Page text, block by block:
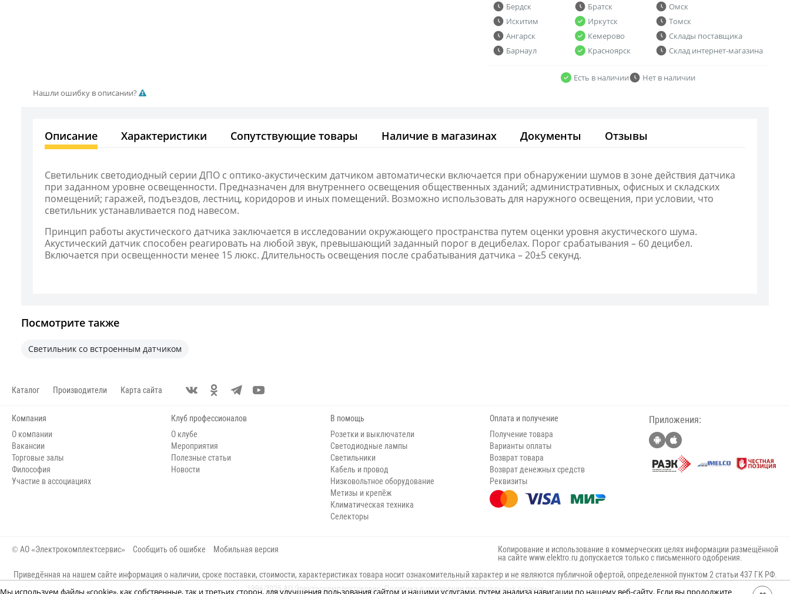
Бердск
Искитим
Ангарск
Барнаул
Братск
Иркутск
Кемерово
Красноярск
Омск
Томск
Склады поставщика
Склад интернет-магазина
Есть в наличии
Нет в наличии
Нашли ошибку в описании?
Описание Характеристики Сопутствующие товары Наличие в магазинах Документы Отзывы
Светильник светодиодный серии ДПО с оптико-акустическим датчиком автоматически включается при обнаружении шумов в зоне действия датчика
при заданном уровне освещенности. Предназначен для внутреннего освещения общественных зданий; административных, офисных и складских
помещений; гаражей, подъездов, лестниц, коридоров и иных помещений. Возможно использовать для наружного освещения, при условии, что
светильник устанавливается под навесом.
Принцип работы акустического датчика заключается в исследовании окружающего пространства путем оценки уровня акустического шума.
Акустический датчик способен реагировать на любой звук, превышающий заданный порог в децибелах. Порог срабатывания – 60 децибел.
Включается при освещенности менее 15 люкс. Длительность освещения после срабатывания датчика – 20±5 секунд.
Посмотрите также
Светильник со встроенным датчиком
Мы используем файлы «cookie», как собственные, так и третьих сторон, для улучшения пользования сайтом и нашими услугами, путем анализа навигации по нашему веб-сайту. Если вы продолжите
Каталог Производители Карта сайта
Компания
О компании
Вакансии
Торговые залы
Философия
Участие в ассоциациях
Клуб профессионалов
О клубе
Мероприятия
Полезные статьи
Новости
В помощь
Розетки и выключатели
Светодиодные лампы
Светильники
Кабель и провод
Низковольтное оборудование
Метизы и крепёж
Климатическая техника
Селекторы
Оплата и получение
Получение товара
Варианты оплаты
Возврат товара
Возврат денежных средств
Реквизиты
Приложения:
© АО «Электрокомплектсервис» Сообщить об ошибке Мобильная версия
Копирование и использование в коммерческих целях информации размещённой
на сайте www.elektro.ru допускается только с письменного одобрения.
Приведённая на нашем сайте информация о наличии, сроке поставки, стоимости, характеристиках товара носит ознакомительный характер и не являются публичной офертой, определенной пунктом 2 статьи 437 ГК РФ.
1996-2025 АО Электрокомплектсервис.Политика в отношении персональных данных